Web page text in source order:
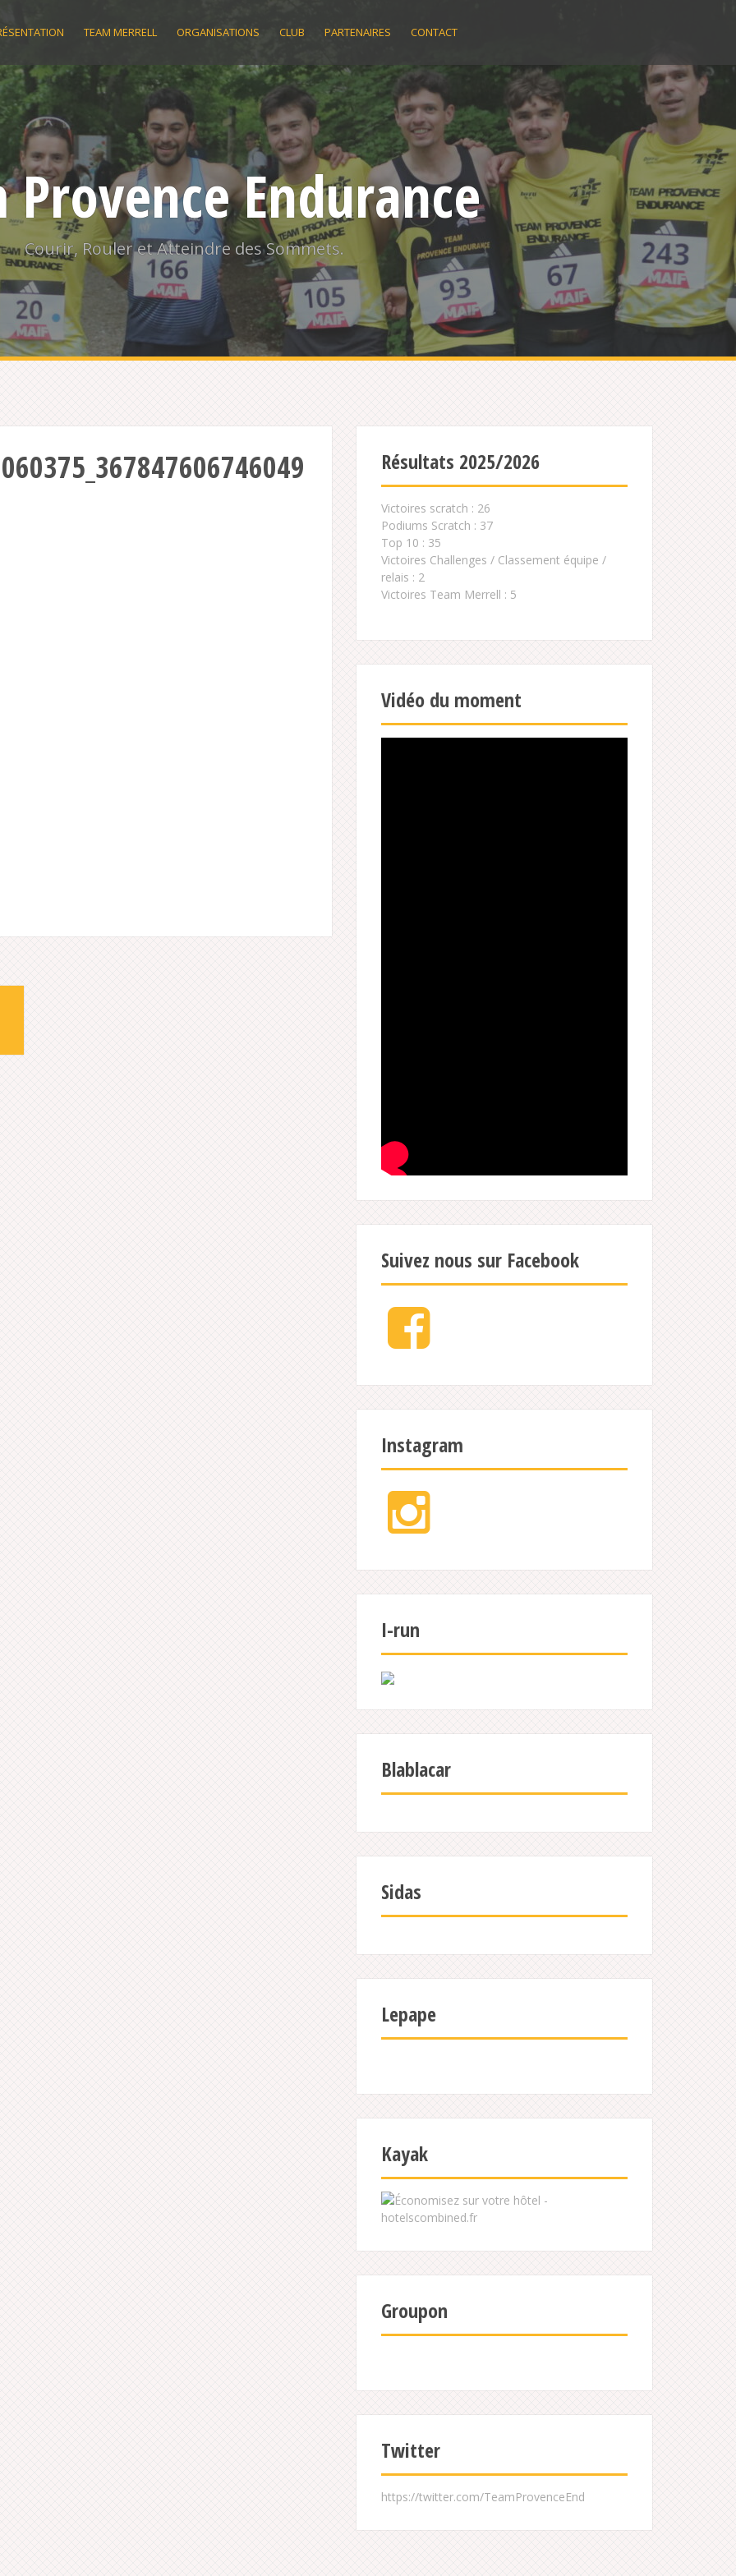
TEAM MERRELL ORGANISATIONS CLUB PARTENAIRES CONTACT
Provence Endurance
Courir, Rouler et Atteindre des Sommets.
Résultats 2025/2026
Victoires scratch : 26
Podiums Scratch : 37
Top 10 : 35
Victoires Challenges / Classement équipe /
relais : 2
Victoires Team Merrell : 5
Vidéo du moment
Suivez nous sur Facebook
Facebook
Instagram
Instagram
I-run
Blablacar
Sidas
Lepape
Kayak
Groupon
Twitter
https://twitter.com/TeamProvenceEnd